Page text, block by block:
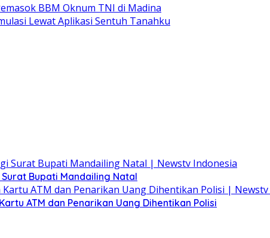
BBM Oknum TNI di Madina
Lewat Aplikasi Sentuh Tanahku
Bupati Mandailing Natal
ATM dan Penarikan Uang Dihentikan Polisi